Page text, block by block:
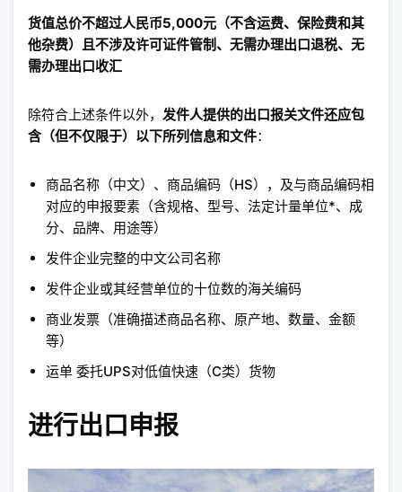
货值总价不超过人民币5,000元（不含运费、保险费和其
他杂费）且不涉及许可证件管制、无需办理出口退税、无
需办理出口收汇
除符合上述条件以外， 发件人提供的出口报关文件还应包
含（但不仅限于）以下所列信息和文件：
商品名称（中文）、商品编码（HS），及与商品编码相
对应的申报要素（含规格、型号、法定计量单位*、成
分、品牌、用途等）
发件企业完整的中文公司名称
发件企业或其经营单位的十位数的海关编码
商业发票（准确描述商品名称、原产地、数量、金额
等）
运单 委托UPS对低值快速（C类）货物
进行出口申报